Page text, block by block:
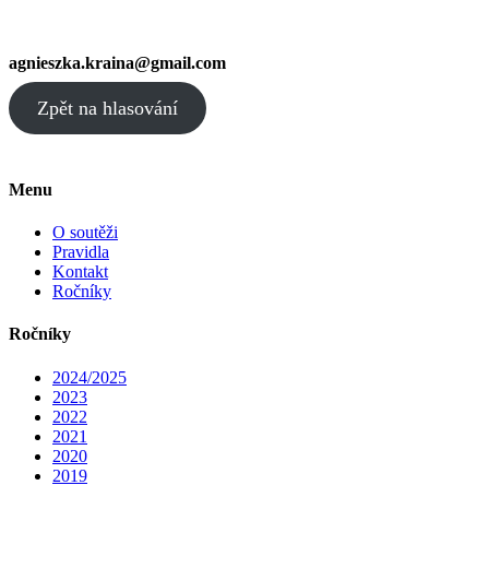
agnieszka.kraina@gmail.com
Zpět na hlasování
Menu
O soutěži
Pravidla
Kontakt
Ročníky
Ročníky
2024/2025
2023
2022
2021
2020
2019